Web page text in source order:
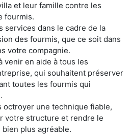
et leur famille contre les
fourmis.
services dans le cadre de la
des fourmis, que ce soit dans
votre compagnie.
venir en aide à tous les
qui souhaitent préserver
toutes les fourmis qui
octroyer une technique fiable,
votre structure et rendre le
plus agréable.